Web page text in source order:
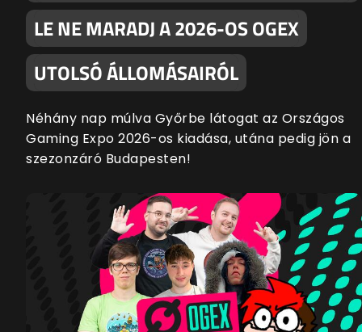
LE NE MARADJ A 2026-OS OGEX
UTOLSÓ ÁLLOMÁSAIRÓL
Néhány nap múlva Győrbe látogat az Országos
Gaming Expo 2026-os kiadása, utána pedig jön a
szezonzáró Budapesten!